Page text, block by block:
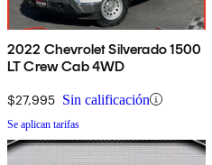
2022 Chevrolet Silverado 1500
LT Crew Cab 4WD
$27,995 Sin calificación
Se aplican tarifas